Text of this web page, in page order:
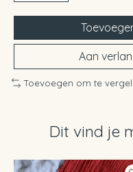
Aan
Toevoegen om te
Dit vind je
Items van